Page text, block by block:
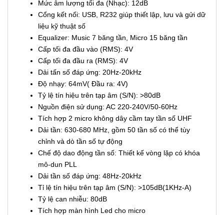
Mức âm lượng tối đa (Nhạc): 12dB
Cổng kết nối: USB, R232 giúp thiết lập, lưu và gửi dữ
liệu kỹ thuật số
Equalizer: Music 7 băng tần, Micro 15 băng tần
Cấp tối đa đầu vào (RMS): 4V
Cấp tối đa đầu ra (RMS): 4V
Dải tấn số đáp ứng: 20Hz-20kHz
Độ nhạy: 64mV( Đầu ra: 4V)
Tỷ lệ tín hiệu trên tạp âm (S/N): >80dB
Nguồn điện sử dụng: AC 220-240V/50-60Hz
Tích hợp 2 micro không dây cầm tay tần số UHF
Dải tần: 630-680 MHz, gồm 50 tần số có thể tùy
chỉnh và dò tần số tự động
Chế độ dao động tần số: Thiết kế vòng lặp có khóa
mô-dun PLL
Dải tần số đáp ứng: 48Hz-20kHz
Tỉ lệ tín hiệu trên tạp âm (S/N): >105dB(1KHz-A)
Tỷ lệ can nhiễu: 80dB
Tích hợp màn hình Led cho micro